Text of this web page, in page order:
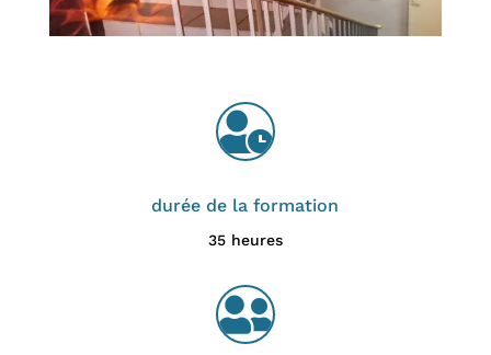

durée de la formation
35 heures
